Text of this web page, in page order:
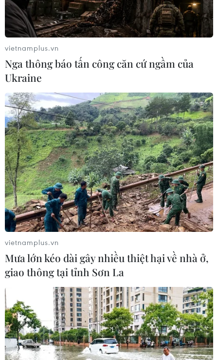
Đứng từ trên cao ngắm bãi biển xanh ngắt, những đàn chim
bay lượn và nghe tiếng sóng vỗ bờ, tâm hồn ta bỗng trở nên
nhẹ nhàng và thanh thản hơn... (Ảnh: Minh Hiếu/Vietnam+)
(Vietnam+)
#Đà Nẵng #chùa Linh Ứng
#bán đảo Sơn Trà
#tham quan
Theo dõi VietnamPlus
vietnamplus.vn
Nga thông báo tấn công căn cứ ngầm của
Ukraine
vietnamplus.vn
Mưa lớn kéo dài gây nhiều thiệt hại về nhà ở,
giao thông tại tỉnh Sơn La